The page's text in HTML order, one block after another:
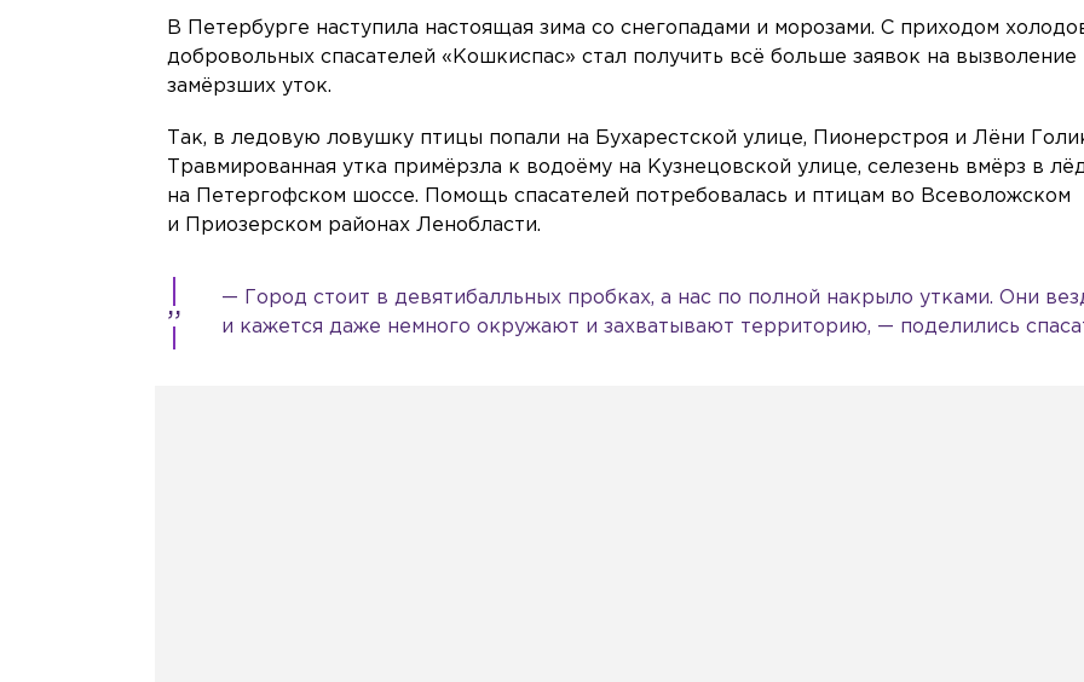
В Петербурге наступила настоящая зима со снегопадами и морозами. С приходом
добровольных спасателей «Кошкиспас» стал получить всё больше заявок на вызволение
замёрзших уток.
Так, в ледовую ловушку птицы попали на Бухарестской улице, Пионерстроя и Лёни
Травмированная утка примёрзла к водоёму на Кузнецовской улице, селезень вмёрз в
на Петергофском шоссе. Помощь спасателей потребовалась и птицам во Всеволожском
и Приозерском районах Ленобласти.
— Город стоит в девятибалльных пробках, а нас по полной накрыло утками. Они
и кажется даже немного окружают и захватывают территорию, — поделились